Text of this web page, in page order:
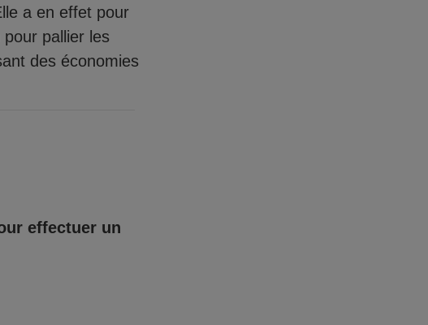
a en effet pour
pallier les
des économies
effectuer un